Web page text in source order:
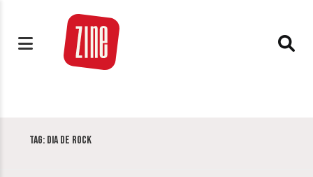
Tag: Dia de Rock